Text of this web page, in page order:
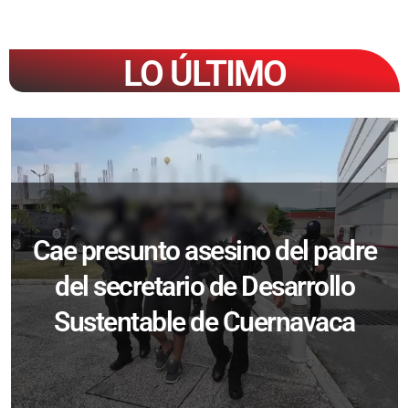
LO ÚLTIMO
Cae presunto asesino del padre
del secretario de Desarrollo
Sustentable de Cuernavaca